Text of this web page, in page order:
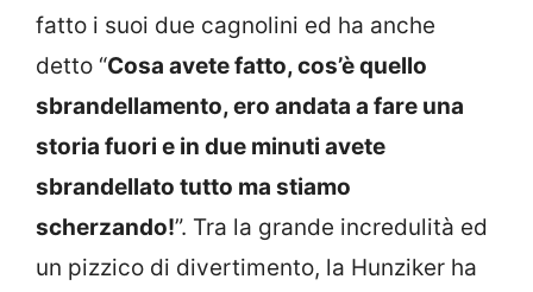
fatto i suoi due cagnolini ed ha anche
detto “Cosa avete fatto, cos’è quello
sbrandellamento, ero andata a fare una
storia fuori e in due minuti avete
sbrandellato tutto ma stiamo
scherzando!”. Tra la grande incredulità ed
un pizzico di divertimento, la Hunziker ha